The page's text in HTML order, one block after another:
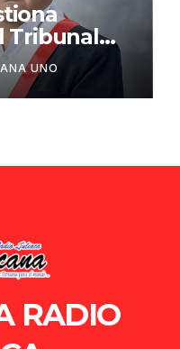
Tribunal
liberación
UNO
RADIO